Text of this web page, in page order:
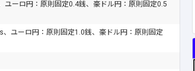
ーロ円：原則固定0.4銭、豪ドル円：原則固定0.5
ユーロ円：原則固定1.0銭、豪ドル円：原則固定